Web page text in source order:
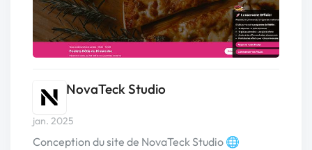
NovaTeck Studio
jan. 2025
Conception du site de NovaTeck Studio 🌐